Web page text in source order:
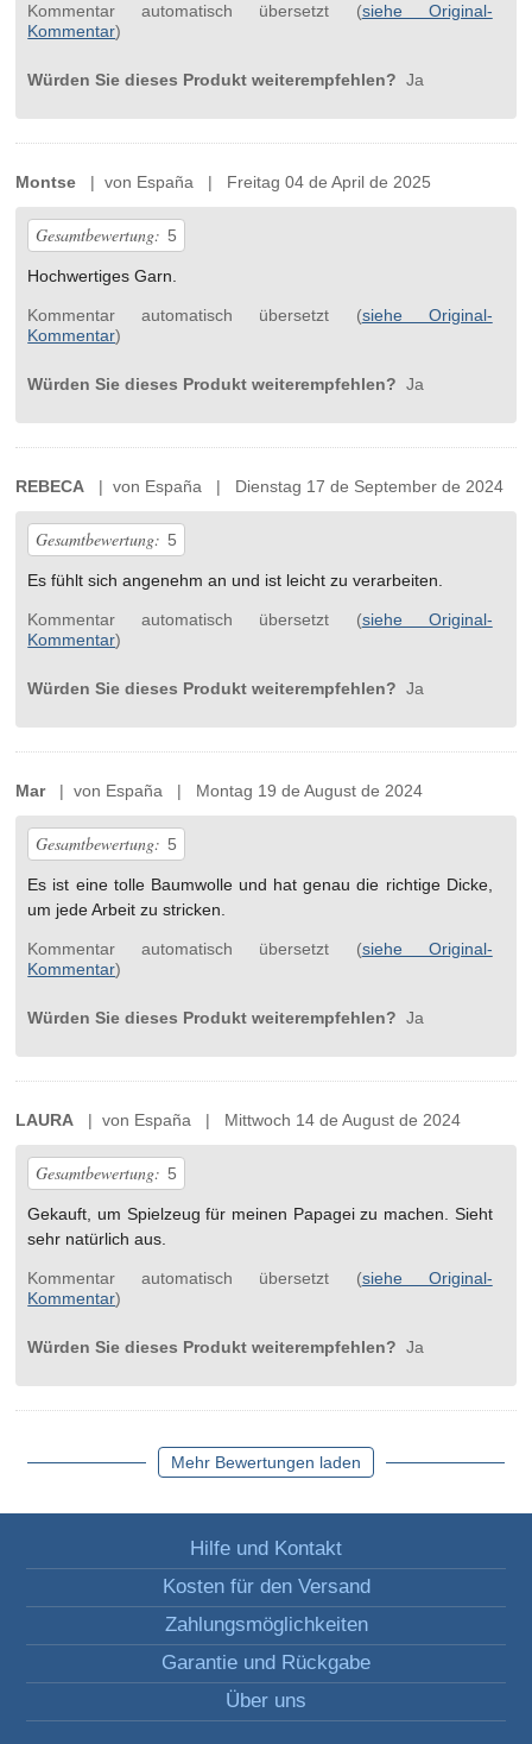
Kommentar automatisch übersetzt (siehe Original-
Kommentar)
Würden Sie dieses Produkt weiterempfehlen? Ja
Montse | von España | Freitag 04 de April de 2025
Gesamtbewertung: 5
Hochwertiges Garn.
Kommentar automatisch übersetzt (siehe Original-
Kommentar)
Würden Sie dieses Produkt weiterempfehlen? Ja
REBECA | von España | Dienstag 17 de September de 2024
Gesamtbewertung: 5
Es fühlt sich angenehm an und ist leicht zu verarbeiten.
Kommentar automatisch übersetzt (siehe Original-
Kommentar)
Würden Sie dieses Produkt weiterempfehlen? Ja
Mar| von España | Montag 19 de August de 2024
Gesamtbewertung: 5
Es ist eine tolle Baumwolle und hat genau die richtige Dicke,
um jede Arbeit zu stricken.
Kommentar automatisch übersetzt (siehe Original-
Kommentar)
Würden Sie dieses Produkt weiterempfehlen? Ja
LAURA | von España | Mittwoch 14 de August de 2024
Gesamtbewertung: 5
Gekauft, um Spielzeug für meinen Papagei zu machen. Sieht
sehr natürlich aus.
Kommentar automatisch übersetzt (siehe Original-
Kommentar)
Würden Sie dieses Produkt weiterempfehlen? Ja
Mehr Bewertungen laden
Hilfe und Kontakt
Kosten für den Versand
Zahlungsmöglichkeiten
Garantie und Rückgabe
Über uns